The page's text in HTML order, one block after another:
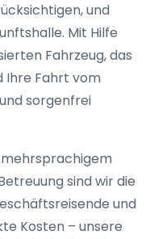
und
Mit Hilfe
Fahrzeug, das
Ihre Fahrt vom
sorgenfrei
sind wir die
und
Kosten – unsere